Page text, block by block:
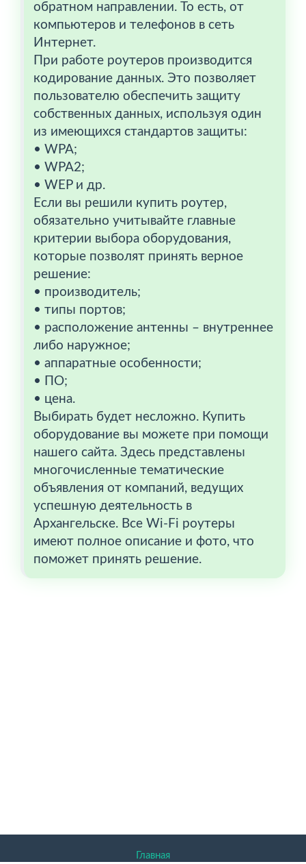
обратном направлении. То есть, от
компьютеров и телефонов в сеть
Интернет.
При работе роутеров производится
кодирование данных. Это позволяет
пользователю обеспечить защиту
собственных данных, используя один
из имеющихся стандартов защиты:
• WPA;
• WPA2;
• WEP и др.
Если вы решили купить роутер,
обязательно учитывайте главные
критерии выбора оборудования,
которые позволят принять верное
решение:
• производитель;
• типы портов;
• расположение антенны – внутреннее
либо наружное;
• аппаратные особенности;
• ПО;
• цена.
Выбирать будет несложно. Купить
оборудование вы можете при помощи
нашего сайта. Здесь представлены
многочисленные тематические
объявления от компаний, ведущих
успешную деятельность в
Архангельске. Все Wi-Fi роутеры
имеют полное описание и фото, что
поможет принять решение.
Главная